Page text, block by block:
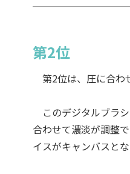
第2位
第2位は、圧に合わ
このデジタルブラ
合わせて濃淡が調整
イスがキャンバスと